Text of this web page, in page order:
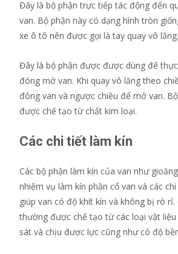
Đây là bộ phận trực tiếp tác động đến
van. Bộ phận này có dạng hình tròn
xe ô tô nên được gọi là tay quay vô lăng.
Đây là bộ phận được được dùng để
đóng mở van. Khi quay vô lăng theo
đóng van và ngược chiều để mở van.
được chế tạo từ chất kim loại.
Các chi tiết làm kín
Các bộ phận làm kín của van như
nhiệm vụ làm kín phần cổ van và các
giúp van có độ khít kín và không bị rò rỉ.
thường được chế tạo từ các loại vật
sát và chịu được lực cũng như có độ